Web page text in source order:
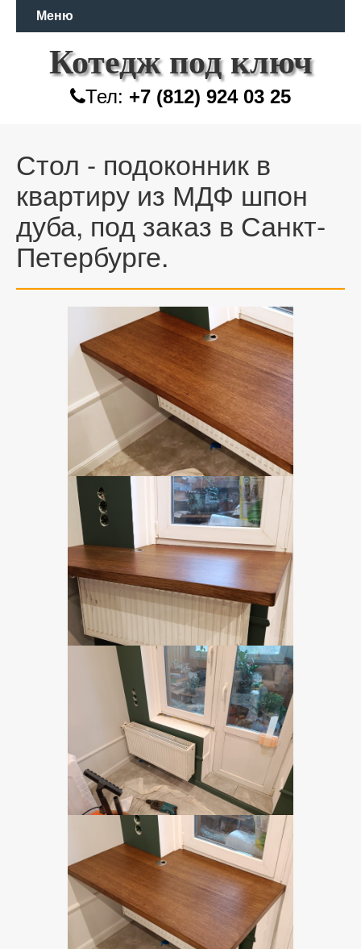
Меню
Котедж под ключ
Тел: +7 (812) 924 03 25
Стол - подоконник в
квартиру из МДФ шпон
дуба, под заказ в Санкт-
Петербурге.